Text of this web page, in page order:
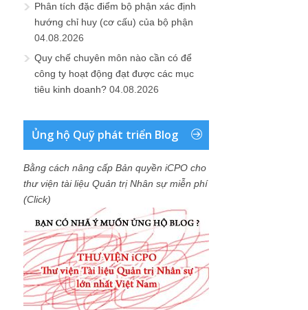
Phân tích đặc điểm bộ phận xác định
hướng chỉ huy (cơ cấu) của bộ phận
04.08.2026
Quy chế chuyên môn nào cần có để
công ty hoạt động đạt được các mục
tiêu kinh doanh? 04.08.2026
Ủng hộ Quỹ phát triển Blog
Bằng cách nâng cấp Bản quyền iCPO cho
thư viện tài liệu Quản trị Nhân sự miễn phí
(Click)